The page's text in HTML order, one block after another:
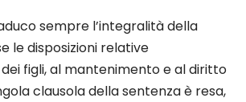
sempre l’integralità della
le disposizioni relative
figli, al mantenimento e al diritto
clausola della sentenza è resa,